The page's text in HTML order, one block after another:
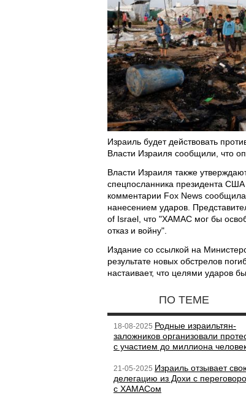
Израиль будет действовать
Власти Израиля сообщили, что
Власти Израиля также
спецпосланника президента
комментарии Fox News
нанесением ударов.
of Israel, что "ХАМАС мог бы
отказ и войну".
Издание со ссылкой на
результате новых обстрелов
настаивает, что целями ударов
ПО ТЕМЕ
18-08-2025 Родные израильтян-
заложников организовали
с участием до миллиона
21-05-2025 Израиль отзывает
делегацию из Дохи с
с ХАМАСом